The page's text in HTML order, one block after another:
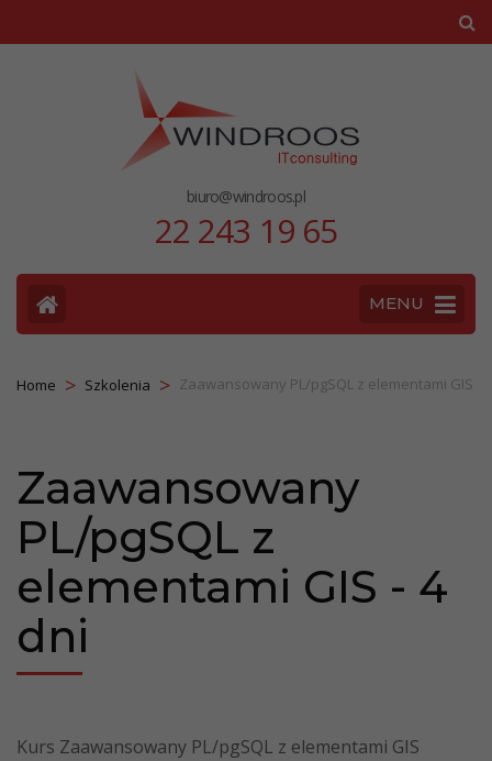
biuro@windroos.pl
22 243 19 65
MENU
Home > Szkolenia > Zaawansowany PL/pgSQL z elementami GIS
Zaawansowany
PL/pgSQL z
elementami GIS - 4
dni
Kurs Zaawansowany PL/pgSQL z elementami GIS